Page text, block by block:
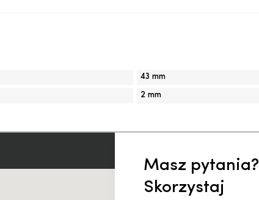
43 mm
2 mm
Masz pytania?
Skorzystaj